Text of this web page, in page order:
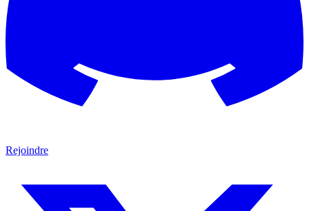
Rejoindre